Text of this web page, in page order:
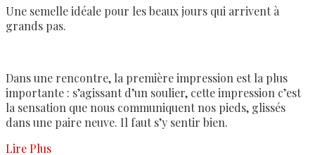
Une semelle idéale pour les beaux jours qui arrivent à
grands pas.
Dans une rencontre, la première impression est la plus
importante : s’agissant d’un soulier, cette impression c’est
la sensation que nous communiquent nos pieds, glissés
dans une paire neuve. Il faut s’y sentir bien.
Lire Plus